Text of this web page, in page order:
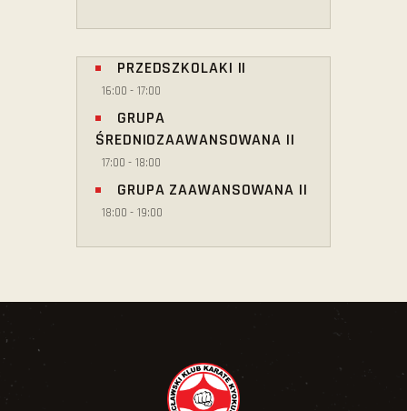
PRZEDSZKOLAKI II
16:00 - 17:00
GRUPA
ŚREDNIOZAAWANSOWANA II
17:00 - 18:00
GRUPA ZAAWANSOWANA II
18:00 - 19:00